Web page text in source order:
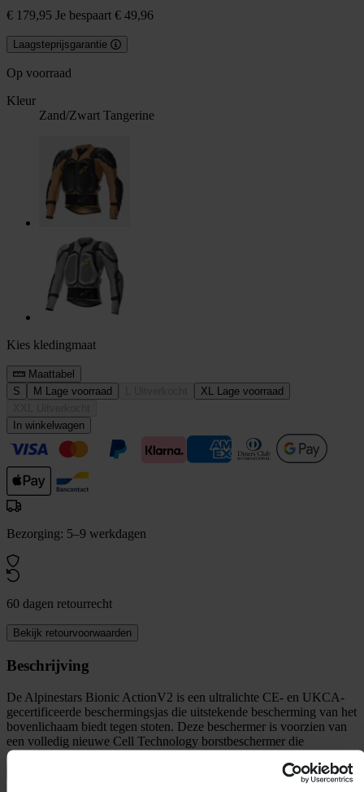
€ 179,95 Je bespaart € 49,96
Laagsteprijsgarantie
Op voorraad
Kleur
Zand/Zwart Tangerine
Kies kledingmaat
Maattabel
S
M Lage voorraad XL Lage voorraad
In winkelwagen
Bezorging: 5–9 werkdagen
60 dagen retourrecht
Bekijk retourvoorwaarden
Beschrijving
De Alpinestars Bionic ActionV2 is een ultralichte CE- en UKCA-
gecertificeerde beschermingsjas die uitstekende bescherming van het
bovenlichaam biedt tegen stoten. Deze beschermer is voorzien van
een volledig nieuwe Cell Technology borstbeschermer die
ergonomisch is ontworpen voor